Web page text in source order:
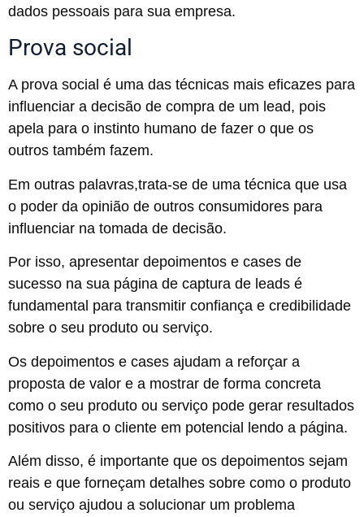
dados pessoais para sua empresa.
Prova social
A prova social é uma das técnicas mais eficazes para
influenciar a decisão de compra de um lead, pois
apela para o instinto humano de fazer o que os
outros também fazem.
Em outras palavras,trata-se de uma técnica que usa
o poder da opinião de outros consumidores para
influenciar na tomada de decisão.
Por isso, apresentar depoimentos e cases de
sucesso na sua página de captura de leads é
fundamental para transmitir confiança e credibilidade
sobre o seu produto ou serviço.
Os depoimentos e cases ajudam a reforçar a
proposta de valor e a mostrar de forma concreta
como o seu produto ou serviço pode gerar resultados
positivos para o cliente em potencial lendo a página.
Além disso, é importante que os depoimentos sejam
reais e que forneçam detalhes sobre como o produto
ou serviço ajudou a solucionar um problema